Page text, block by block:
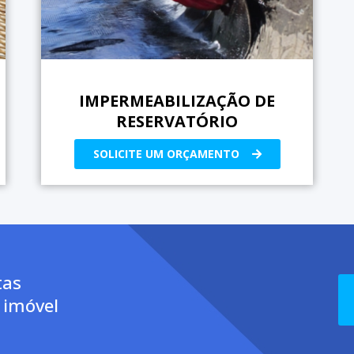
IMPERMEABILIZAÇÃO DE
RESERVATÓRIO
SOLICITE UM ORÇAMENTO